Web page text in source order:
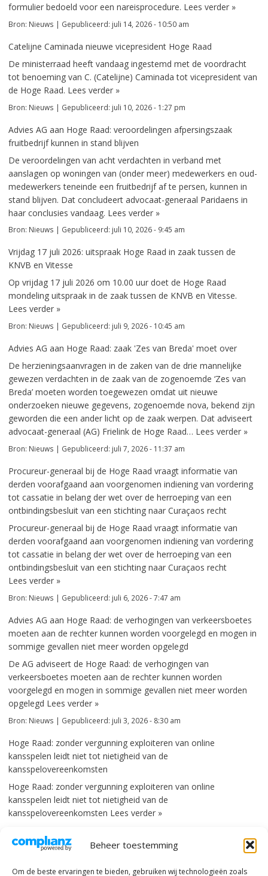
Beheer toestemming
Om de beste ervaringen te bieden, gebruiken wij technologieën zoals
formulier bedoeld voor een nareisprocedure. Lees verder »
Bron: Nieuws | Gepubliceerd: juli 14, 2026 - 10:50 am
Catelijne Caminada nieuwe vicepresident Hoge Raad
De ministerraad heeft vandaag ingestemd met de voordracht
tot benoeming van C. (Catelijne) Caminada tot vicepresident van
de Hoge Raad. Lees verder »
Bron: Nieuws | Gepubliceerd: juli 10, 2026 - 1:27 pm
Advies AG aan Hoge Raad: veroordelingen afpersingszaak
fruitbedrijf kunnen in stand blijven
De veroordelingen van acht verdachten in verband met
aanslagen op woningen van (onder meer) medewerkers en oud-
medewerkers teneinde een fruitbedrijf af te persen, kunnen in
stand blijven. Dat concludeert advocaat-generaal Paridaens in
haar conclusies vandaag. Lees verder »
Bron: Nieuws | Gepubliceerd: juli 10, 2026 - 9:45 am
Vrijdag 17 juli 2026: uitspraak Hoge Raad in zaak tussen de
KNVB en Vitesse
Op vrijdag 17 juli 2026 om 10.00 uur doet de Hoge Raad
mondeling uitspraak in de zaak tussen de KNVB en Vitesse.
Lees verder »
Bron: Nieuws | Gepubliceerd: juli 9, 2026 - 10:45 am
Advies AG aan Hoge Raad: zaak 'Zes van Breda' moet over
De herzieningsaanvragen in de zaken van de drie mannelijke
gewezen verdachten in de zaak van de zogenoemde ‘Zes van
Breda’ moeten worden toegewezen omdat uit nieuwe
onderzoeken nieuwe gegevens, zogenoemde nova, bekend zijn
geworden die een ander licht op de zaak werpen. Dat adviseert
advocaat-generaal (AG) Frielink de Hoge Raad… Lees verder »
Bron: Nieuws | Gepubliceerd: juli 7, 2026 - 11:37 am
Procureur-generaal bij de Hoge Raad vraagt informatie van
derden voorafgaand aan voorgenomen indiening van vordering
tot cassatie in belang der wet over de herroeping van een
ontbindingsbesluit van een stichting naar Curaçaos recht
Procureur-generaal bij de Hoge Raad vraagt informatie van
derden voorafgaand aan voorgenomen indiening van vordering
tot cassatie in belang der wet over de herroeping van een
ontbindingsbesluit van een stichting naar Curaçaos recht
Lees verder »
Bron: Nieuws | Gepubliceerd: juli 6, 2026 - 7:47 am
Advies AG aan Hoge Raad: de verhogingen van verkeersboetes
moeten aan de rechter kunnen worden voorgelegd en mogen in
sommige gevallen niet meer worden opgelegd
De AG adviseert de Hoge Raad: de verhogingen van
verkeersboetes moeten aan de rechter kunnen worden
voorgelegd en mogen in sommige gevallen niet meer worden
opgelegd Lees verder »
Bron: Nieuws | Gepubliceerd: juli 3, 2026 - 8:30 am
Hoge Raad: zonder vergunning exploiteren van online
kansspelen leidt niet tot nietigheid van de
kansspelovereenkomsten
Hoge Raad: zonder vergunning exploiteren van online
kansspelen leidt niet tot nietigheid van de
kansspelovereenkomsten Lees verder »
Aangedreven door WordPress RSS Feed plugin
No RSS Item